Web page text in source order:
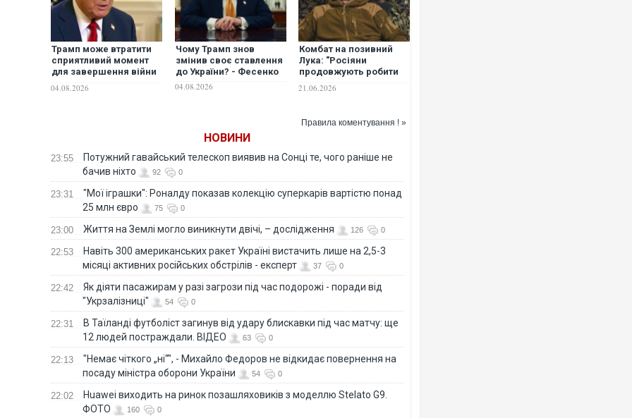
Трамп може втратити
сприятливий момент
для завершення війни
04.08.2026
Чому Трамп знов
змінив своє ставлення
до України? - Фесенко
04.08.2026
Комбат на позивний
Лука: "Росіяни
продовжують робити
склад, а ми – на
21.06.2026
Правила коментування ! »
НОВИНИ
23:55
Потужний гавайський телескоп виявив на Сонці те, чого раніше не
бачив ніхто
92 0
23:31
"Мої іграшки": Роналду показав колекцію суперкарів вартістю понад
25 млн євро
75 0
23:00 Життя на Землі могло виникнути двічі, – дослідження 126 0
22:53
Навіть 300 американських ракет Україні вистачить лише на 2,5-3
місяці активних російських обстрілів - експерт
37 0
22:42
Як діяти пасажирам у разі загрози під час подорожі - поради від
"Укрзалізниці"
54 0
22:31
В Таїланді футболіст загинув від удару блискавки під час матчу: ще
12 людей постраждали. ВІДЕО
63 0
22:13
"Немає чіткого „ні“", - Михайло Федоров не відкидає повернення на
посаду міністра оборони України
54 0
22:02
Huawei виходить на ринок позашляховиків з моделлю Stelato G9.
ФОТО
160 0
Росія атакувала Суми
торговельний центр,
Топпосадовцю Повітряних